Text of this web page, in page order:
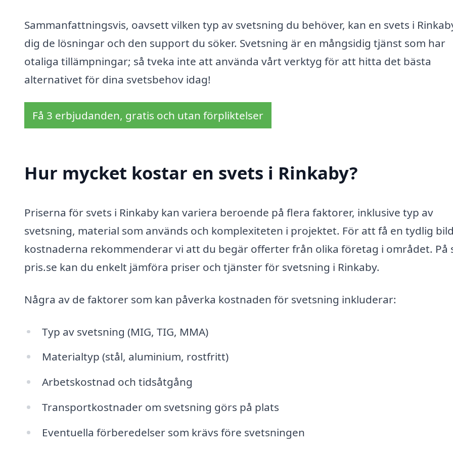
Sammanfattningsvis, oavsett vilken typ av svetsning du behöver, kan en svets i
dig de lösningar och den support du söker. Svetsning är en mångsidig tjänst som har
otaliga tillämpningar; så tveka inte att använda vårt verktyg för att hitta det bästa
alternativet för dina svetsbehov idag!
Få 3 erbjudanden, gratis och utan förpliktelser
Hur mycket kostar en svets i Rinkaby?
Priserna för svets i Rinkaby kan variera beroende på flera faktorer, inklusive typ av
svetsning, material som används och komplexiteten i projektet. För att få en tydlig
kostnaderna rekommenderar vi att du begär offerter från olika företag i området. På
pris.se kan du enkelt jämföra priser och tjänster för svetsning i Rinkaby.
Några av de faktorer som kan påverka kostnaden för svetsning inkluderar:
Typ av svetsning (MIG, TIG, MMA)
Materialtyp (stål, aluminium, rostfritt)
Arbetskostnad och tidsåtgång
Transportkostnader om svetsning görs på plats
Eventuella förberedelser som krävs före svetsningen